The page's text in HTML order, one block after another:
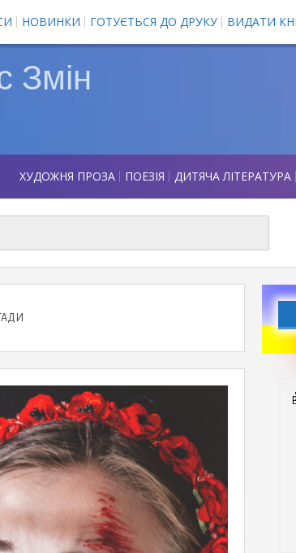
НОВИНКИ ГОТУЄТЬСЯ ДО ДРУКУ ВИДАТИ
Змін
ХУДОЖНЯ ПРОЗА ПОЕЗІЯ ДИТЯЧА ЛІТЕРАТУРА